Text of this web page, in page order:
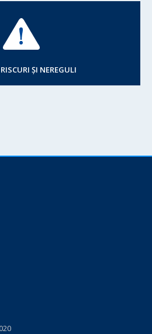
ȘI NEREGULI